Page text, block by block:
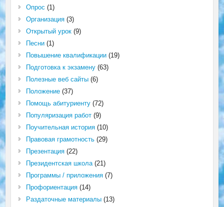
Опрос (1)
Организация(3)
Открытый урок(9)
Песни(1)
Повышение квалификации(19)
Подготовка к экзамену(63)
Полезные веб сайты(6)
Положение(37)
Помощь абитуриенту(72)
Популяризация работ(9)
Поучительная история(10)
Правовая грамотность(29)
Презентация(22)
Президентская школа(21)
Программы / приложения(7)
Профориентация(14)
Раздаточные материалы(13)